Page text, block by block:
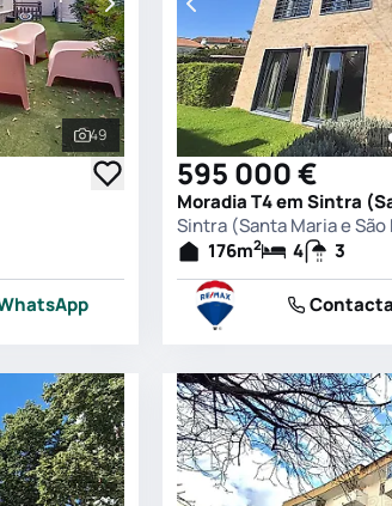
Ver todas as fotografias
49
595 000 €
176m2 4 3